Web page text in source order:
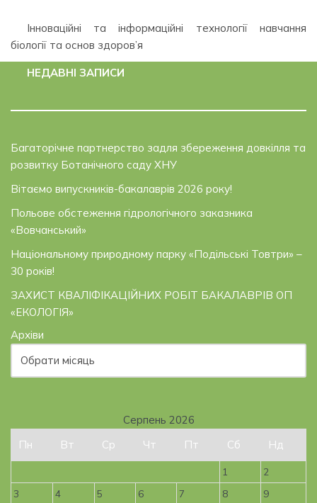
Інноваційні та інформаційні технології навчання
біології та основ здоров’я
НЕДАВНІ ЗАПИСИ
Багаторічне партнерство задля збереження довкілля та
розвитку Ботанічного саду ХНУ
Вітаємо випускників-бакалаврів 2026 року!
Польове обстеження гідрологічного заказника
«Вовчанський»
Національному природному парку «Подільські Товтри» –
30 років!
ЗАХИСТ КВАЛІФІКАЦІЙНИХ РОБІТ БАКАЛАВРІВ ОП
«ЕКОЛОГІЯ»
Архіви
Серпень 2026
Пн
Вт Ср Чт Пт Сб Нд
1
2
3
4 5 6 7 8 9